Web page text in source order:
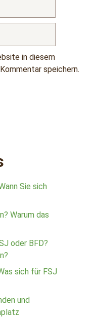
in diesem
speichern.
Sie sich
Warum das
oder BFD?
sich für FSJ
und